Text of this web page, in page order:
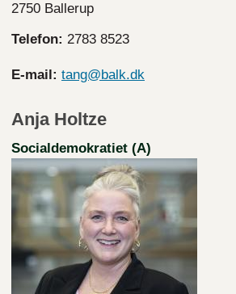
2750 Ballerup
Telefon: 2783 8523
E-mail: tang@balk.dk
Anja Holtze
Socialdemokratiet (A)